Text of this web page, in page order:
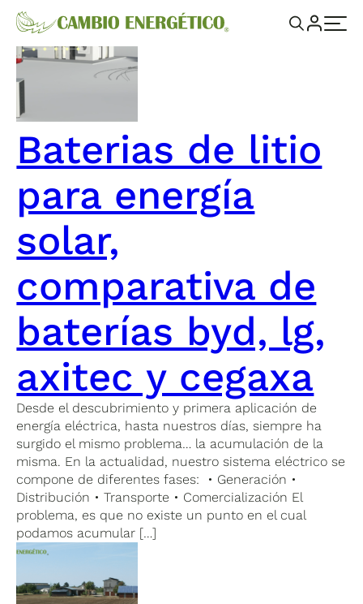
Baterias de litio
para energía
solar,
comparativa de
baterías byd, lg,
axitec y cegaxa
Desde el descubrimiento y primera aplicación de
energía eléctrica, hasta nuestros días, siempre ha
surgido el mismo problema… la acumulación de la
misma. En la actualidad, nuestro sistema eléctrico se
compone de diferentes fases: • Generación •
Distribución • Transporte • Comercialización El
problema, es que no existe un punto en el cual
podamos acumular […]